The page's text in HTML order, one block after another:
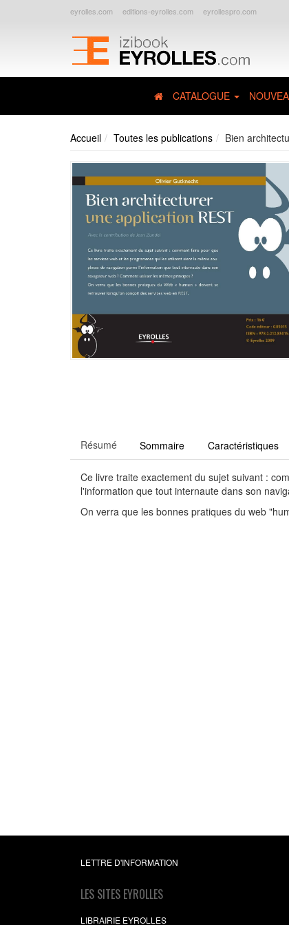
eyrolles.com editions-eyrolles.com eyrollespro.com
CATALOGUE
Accueil Toutes les publications Bien
Résumé Sommaire Caractéristiques
Ce livre traite exactement du sujet suivant :
l'information que tout internaute dans son
On verra que les bonnes pratiques du web
LETTRE D'INFORMATION
LES SITES EYROLLES
LIBRAIRIE EYROLLES